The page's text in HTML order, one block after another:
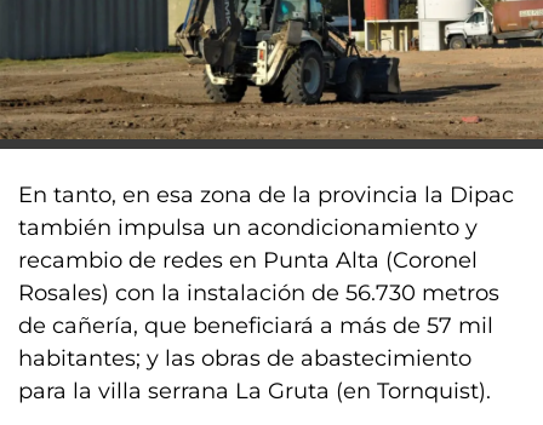
En tanto, en esa zona de la provincia la Dipac
también impulsa un acondicionamiento y
recambio de redes en Punta Alta (Coronel
Rosales) con la instalación de 56.730 metros
de cañería, que beneficiará a más de 57 mil
habitantes; y las obras de abastecimiento
para la villa serrana La Gruta (en Tornquist).